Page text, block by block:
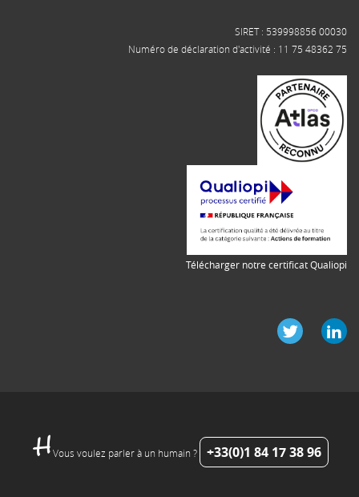
SIRET : 539998856 00030
Numéro de déclaration d'activité : 11 75 48362 75
Télécharger notre certificat Qualiopi
Vous voulez parler à un humain ? +33(0)1 84 17 38 96